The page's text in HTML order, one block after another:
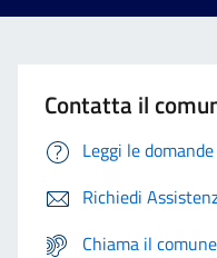
Contatta il
Leggi le
Richiedi
Chiama il